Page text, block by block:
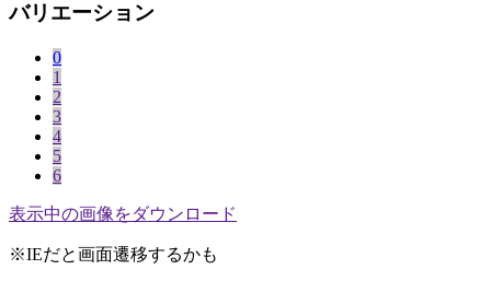
バリエーション
0
1
2
3
4
5
6
表示中の画像をダウンロード
※IEだと画面遷移するかも